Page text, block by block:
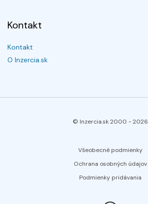
Kontakt
Kontakt
O Inzercia.sk
© Inzercia.sk 2000 -2026
Všeobecné podmienky
Ochrana osobných údajov
Podmienky pridávania